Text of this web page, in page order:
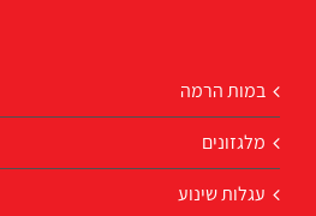
במות הרמה
מלגזונים
עגלות שינוע